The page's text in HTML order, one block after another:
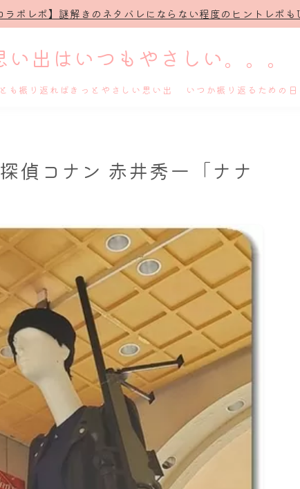
ラボレポ】謎解きのネタバレにならない程度のヒントレポ
い出はいつもやさしい。。。
も振り返ればきっとやさしい思い出 いつか振り返るための日
プロフィール
舞台・ライブ
名古屋
ナナちゃん人形
偵コナン 赤井秀一「ナナ